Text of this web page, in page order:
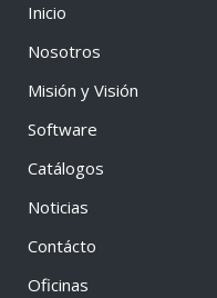
Inicio
Nosotros
Misión y Visión
Software
Catálogos
Noticias
Contácto
Oficinas